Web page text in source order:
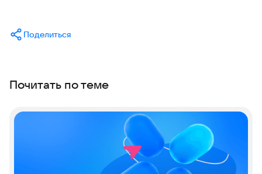
Поделиться
Почитать по теме